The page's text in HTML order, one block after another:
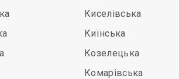
Киселівська
Киїнська
Козелецька
Комарівська